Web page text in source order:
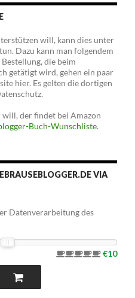
will, kann dies unter
Dazu kann man folgendem
die beim
getätigt wird, gehen ein paar
hier. Es gelten die dortigen
der findet bei Amazon
Buch-Wunschliste.
VIA
Datenverarbeitung des
€10